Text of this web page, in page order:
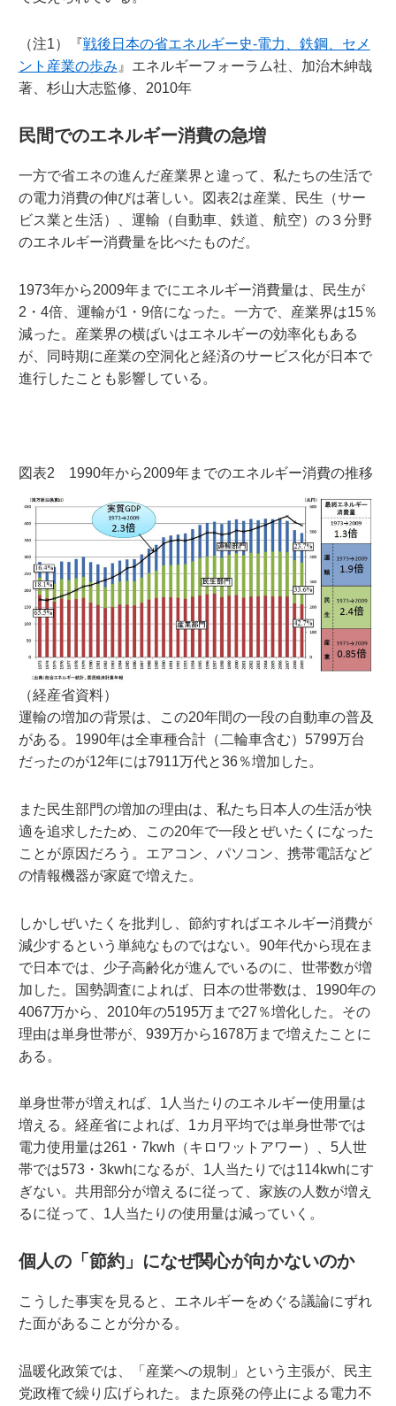
（注1）『 戦後日本の省エネルギー史-電力、鉄鋼、セメ
ント産業の歩み』エネルギーフォーラム社、加治木紳哉
著、杉山大志監修、2010年
民間でのエネルギー消費の急増
一方で省エネの進んだ産業界と違って、私たちの生活で
の電力消費の伸びは著しい。図表2は産業、民生（サー
ビス業と生活）、運輸（自動車、鉄道、航空）の３分野
のエネルギー消費量を比べたものだ。
1973年から2009年までにエネルギー消費量は、民生が
2・4倍、運輸が1・9倍になった。一方で、産業界は15％
減った。産業界の横ばいはエネルギーの効率化もある
が、同時期に産業の空洞化と経済のサービス化が日本で
進行したことも影響している。
図表2 1990年から2009年までのエネルギー消費の推移
（経産省資料）
運輸の増加の背景は、この20年間の一段の自動車の普及
がある。1990年は全車種合計（二輪車含む）5799万台
だったのが12年には7911万代と36％増加した。
また民生部門の増加の理由は、私たち日本人の生活が快
適を追求したため、この20年で一段とぜいたくになった
ことが原因だろう。エアコン、パソコン、携帯電話など
の情報機器が家庭で増えた。
しかしぜいたくを批判し、節約すればエネルギー消費が
減少するという単純なものではない。90年代から現在ま
で日本では、少子高齢化が進んでいるのに、世帯数が増
加した。国勢調査によれば、日本の世帯数は、1990年の
4067万から、2010年の5195万まで27％増化した。その
理由は単身世帯が、939万から1678万まで増えたことに
ある。
単身世帯が増えれば、1人当たりのエネルギー使用量は
増える。経産省によれば、1カ月平均では単身世帯では
電力使用量は261・7kwh（キロワットアワー）、5人世
帯では573・3kwhになるが、1人当たりでは114kwhにす
ぎない。共用部分が増えるに従って、家族の人数が増え
るに従って、1人当たりの使用量は減っていく。
個人の「節約」になぜ関心が向かないのか
こうした事実を見ると、エネルギーをめぐる議論にずれ
た面があることが分かる。
温暖化政策では、「産業への規制」という主張が、民主
党政権で繰り広げられた。また原発の停止による電力不